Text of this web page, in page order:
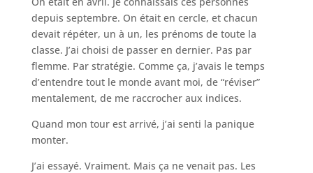
depuis septembre. On était en cercle, et chacun
devait répéter, un à un, les prénoms de toute la
classe. J’ai choisi de passer en dernier. Pas par
flemme. Par stratégie. Comme ça, j’avais le temps
d’entendre tout le monde avant moi, de “réviser”
mentalement, de me raccrocher aux indices.
Quand mon tour est arrivé, j’ai senti la panique
monter.
J’ai essayé. Vraiment. Mais ça ne venait pas. Les